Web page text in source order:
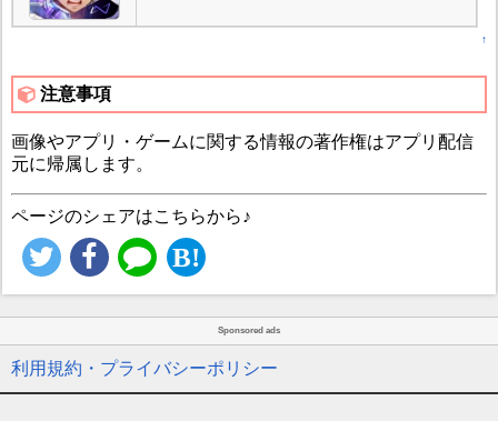
↑
注意事項
画像やアプリ・ゲームに関する情報の著作権はアプリ配信
元に帰属します。
ページのシェアはこちらから♪
Sponsored ads
利用規約・プライバシーポリシー